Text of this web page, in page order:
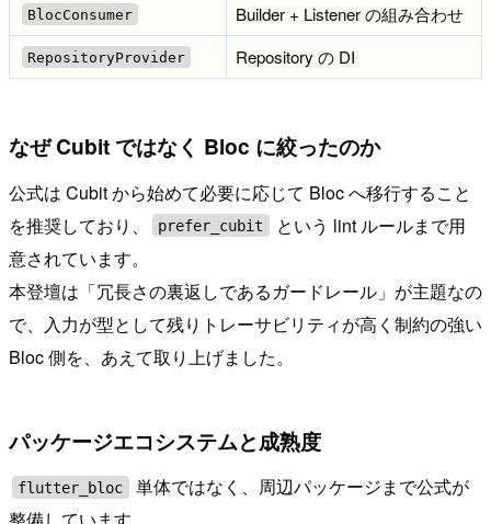
BlocConsumer Builder + Listener の組み合わせ
RepositoryProvider Repository の DI
なぜ Cubit ではなく Bloc に絞ったのか
公式は Cubit から始めて必要に応じて Bloc へ移行すること
を推奨しており、
prefer_cubit
という lint ルールまで用
意されています。
本登壇は「冗長さの裏返しであるガードレール」が主題なの
で、入力が型として残りトレーサビリティが高く制約の強い
Bloc 側を、あえて取り上げました。
パッケージエコシステムと成熟度
flutter_bloc
単体ではなく、周辺パッケージまで公式が